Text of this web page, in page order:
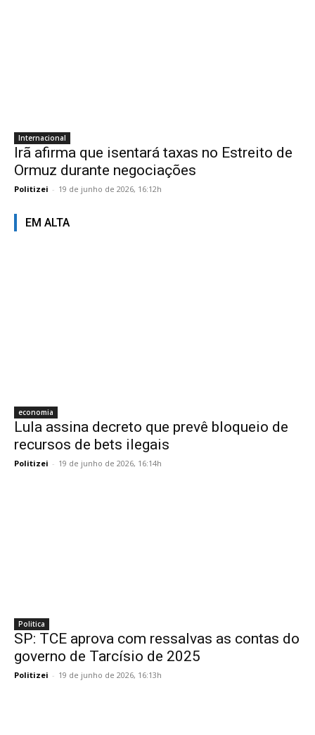
Internacional
Irã afirma que isentará taxas no Estreito de
Ormuz durante negociações
Politizei - 19 de junho de 2026, 16:12h
EM ALTA
economia
Lula assina decreto que prevê bloqueio de
recursos de bets ilegais
Politizei - 19 de junho de 2026, 16:14h
Politica
SP: TCE aprova com ressalvas as contas do
governo de Tarcísio de 2025
Politizei - 19 de junho de 2026, 16:13h